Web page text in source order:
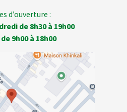
d’ouverture :
de 8h30 à 19h00
9h00 à 18h00